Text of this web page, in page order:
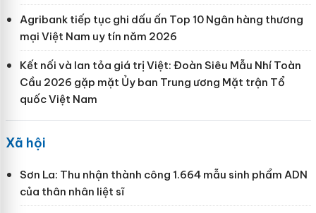
Agribank tiếp tục ghi dấu ấn Top 10 Ngân hàng thương
mại Việt Nam uy tín năm 2026
Kết nối và lan tỏa giá trị Việt: Đoàn Siêu Mẫu Nhí Toàn
Cầu 2026 gặp mặt Ủy ban Trung ương Mặt trận Tổ
quốc Việt Nam
Xã hội
Sơn La: Thu nhận thành công 1.664 mẫu sinh phẩm ADN
của thân nhân liệt sĩ